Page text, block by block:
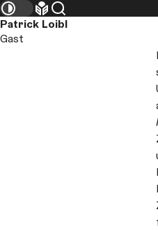
Kontrastmodus
Leichte Sprache
Suche
Team
Patrick Loibl
Gast